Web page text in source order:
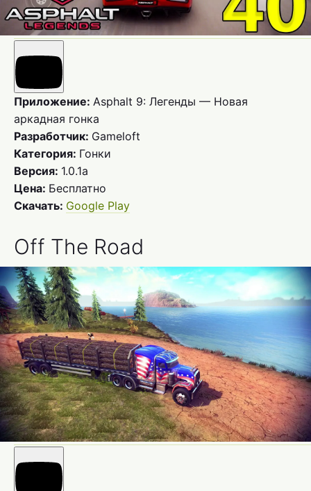
Приложение: Asphalt 9: Легенды — Новая
аркадная гонка
Разработчик: Gameloft
Категория: Гонки
Версия: 1.0.1a
Цена: Бесплатно
Скачать: Google Play
Off The Road